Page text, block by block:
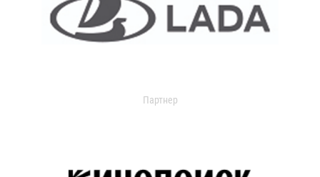
Партнер